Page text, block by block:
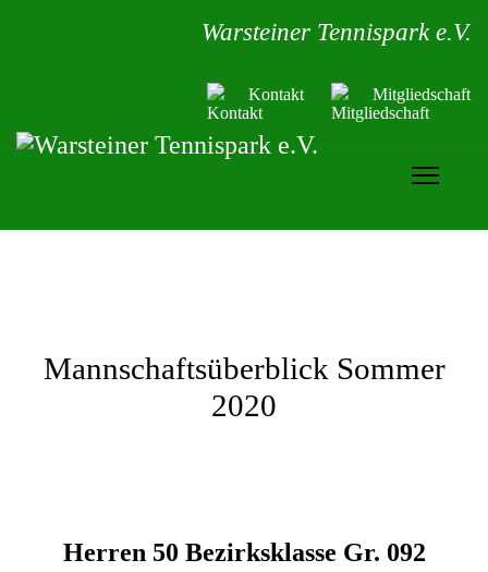
Warsteiner Tennispark e.V.
Kontakt Mitgliedschaft
Mannschaftsüberblick Sommer
2020
Herren 50 Bezirksklasse Gr. 092